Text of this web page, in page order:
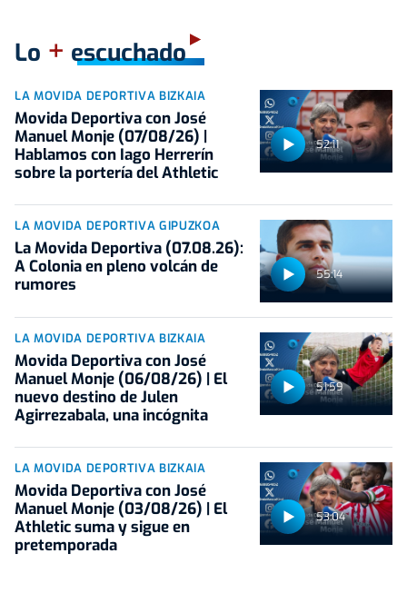
Lo + escuchado
52:11
LA MOVIDA DEPORTIVA BIZKAIA
Movida Deportiva con José
Manuel Monje (07/08/26) |
Hablamos con Iago Herrerín
sobre la portería del Athletic
55:14
LA MOVIDA DEPORTIVA GIPUZKOA
La Movida Deportiva (07.08.26):
A Colonia en pleno volcán de
rumores
51:59
LA MOVIDA DEPORTIVA BIZKAIA
Movida Deportiva con José
Manuel Monje (06/08/26) | El
nuevo destino de Julen
Agirrezabala, una incógnita
53:04
LA MOVIDA DEPORTIVA BIZKAIA
Movida Deportiva con José
Manuel Monje (03/08/26) | El
Athletic suma y sigue en
pretemporada